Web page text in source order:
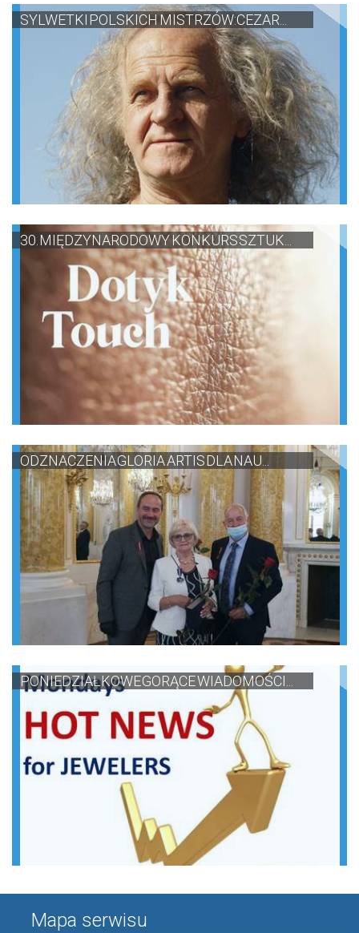
SYLWETKI POLSKICH MISTRZÓW:CEZAR...
30. MIĘDZYNARODOWY KONKURS SZTUK...
ODZNACZENIA GLORIA ARTIS DLA NAU...
PONIEDZIAŁKOWE GORĄCE WIADOMOŚCI...
Mapa serwisu